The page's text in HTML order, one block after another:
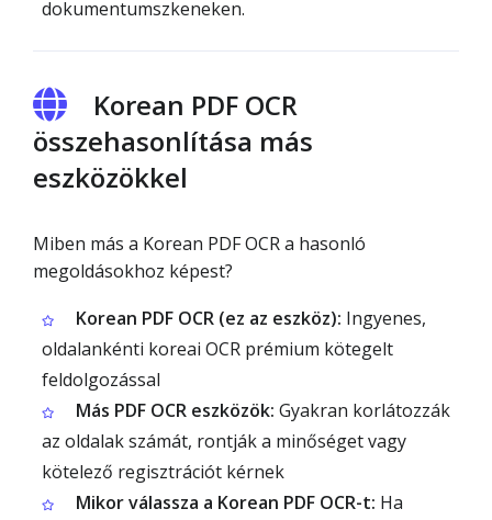
dokumentumszkeneken.
Korean PDF OCR
összehasonlítása más
eszközökkel
Miben más a Korean PDF OCR a hasonló
megoldásokhoz képest?
Korean PDF OCR (ez az eszköz): Ingyenes,
oldalankénti koreai OCR prémium kötegelt
feldolgozással
Más PDF OCR eszközök: Gyakran korlátozzák
az oldalak számát, rontják a minőséget vagy
kötelező regisztrációt kérnek
Mikor válassza a Korean PDF OCR-t: Ha